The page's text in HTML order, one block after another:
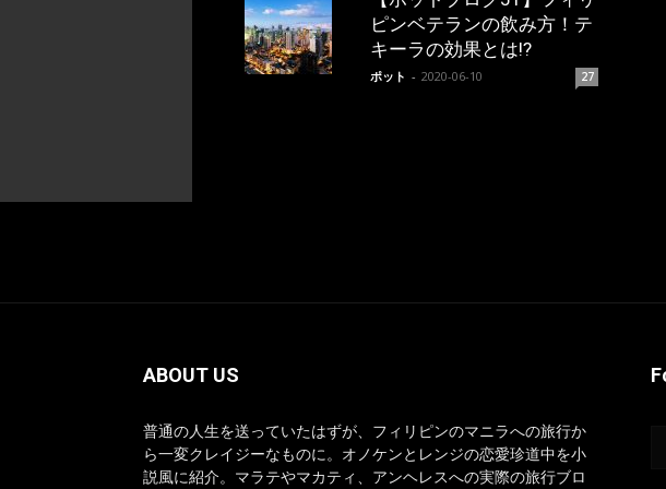
ピンベテランの飲み方！テ
キーラの効果とは!?
ポット - 2020-06-10 27
ABOUT US
普通の人生を送っていたはずが、フィリピンのマニラへの旅行か
ら一変クレイジーなものに。オノケンとレンジの恋愛珍道中を小
説風に紹介。マラテやマカティ、アンヘレスへの実際の旅行ブロ